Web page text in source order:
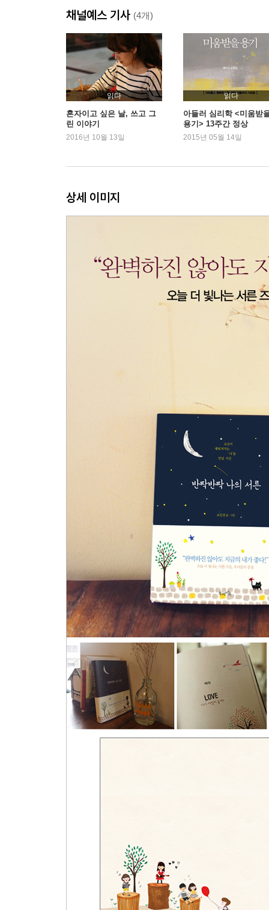
맞추기 | 나는 콩쥐 | 믿음이 흔들릴 때 | 세 번의 기
가는 길 | 나와는 맞지 않는 사람 | 마음의 눈 뜨기
제4장 HAPPY. 어떻게 해야 행복할 수 있을까?
하늘 내려다보기 | 소박했던 꿈 | I’m fine | 마요
원어치 소원 빌기 | 빨간색 매니큐어가 필요해 |
믿음 | 순간을 기억해야 할 의무 | 꽃을 산다 | 토닥
제5장 TRAVEL. 다시 배낭을 메고 떠날 수 있을까?
다음 기회에 | 결국 사는 건 다 똑같으니까 | 떠나고
청개구리 있다 | 서른, 이제 겨우 시작이야 | 모
감정의 전력질주 | 하얀 도화지와 수채 물감 | 골
채널예스 기사 (4개)
읽다
혼자이고 싶은 날, 쓰고 그
린 이야기
2016년 10월 13일
읽다
아들러 심리학 <미움받
용기> 13주간 정상
2015년 05월 14일
상세 이미지